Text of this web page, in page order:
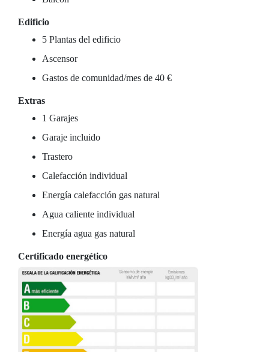
Edificio
5 Plantas del edificio
Ascensor
Gastos de comunidad/mes de 40 €
Extras
1 Garajes
Garaje incluido
Trastero
Calefacción individual
Energía calefacción gas natural
Agua caliente individual
Energía agua gas natural
Certificado energético